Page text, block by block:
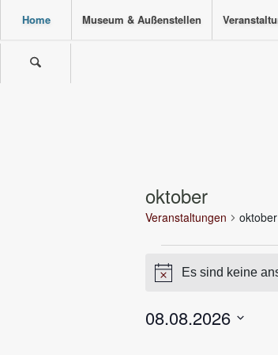
Home Museum & Außenstellen
oktober
Veranstaltungen oktober
Hinweis
Es sind keine
08.08.2026